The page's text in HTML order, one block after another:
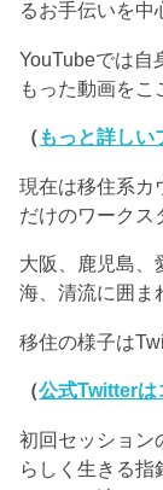
るお手伝いを中
YouTubeでは自
もった動画をこ
（ もっと詳しい
現在は移住系カ
だけのワークス
大阪、鹿児島、
海、清流に囲ま
移住の様子は
（公式Twitterは
初回セッション
らしく生きる指